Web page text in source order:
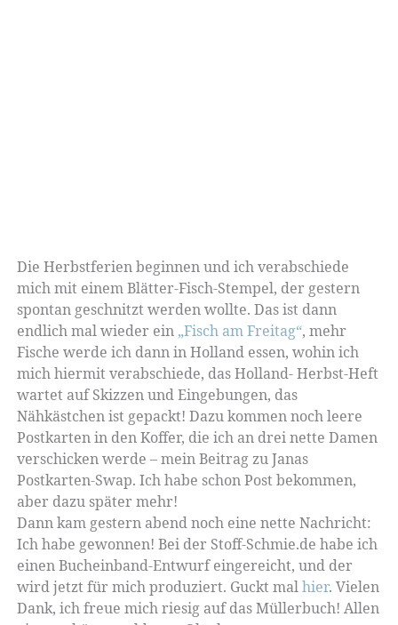
Die Herbstferien beginnen und ich verabschiede
mich mit einem Blätter-Fisch-Stempel, der gestern
spontan geschnitzt werden wollte. Das ist dann
endlich mal wieder ein „Fisch am Freitag“, mehr
Fische werde ich dann in Holland essen, wohin ich
mich hiermit verabschiede, das Holland- Herbst-Heft
wartet auf Skizzen und Eingebungen, das
Nähkästchen ist gepackt! Dazu kommen noch leere
Postkarten in den Koffer, die ich an drei nette Damen
verschicken werde – mein Beitrag zu Janas
Postkarten-Swap. Ich habe schon Post bekommen,
aber dazu später mehr!
Dann kam gestern abend noch eine nette Nachricht:
Ich habe gewonnen! Bei der Stoff-Schmie.de habe ich
einen Bucheinband-Entwurf eingereicht, und der
wird jetzt für mich produziert. Guckt malhier. Vielen
Dank, ich freue mich riesig auf das Müllerbuch! Allen